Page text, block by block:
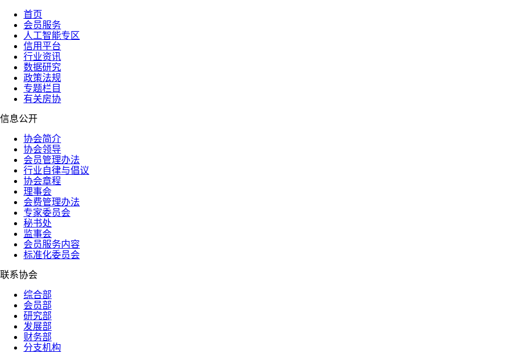
首页
会员服务
人工智能专区
信用平台
行业资讯
数据研究
政策法规
专题栏目
有关房协
信息公开
协会简介
协会领导
会员管理办法
行业自律与倡议
协会章程
理事会
会费管理办法
专家委员会
秘书处
监事会
会员服务内容
标准化委员会
联系协会
综合部
会员部
研究部
发展部
财务部
分支机构